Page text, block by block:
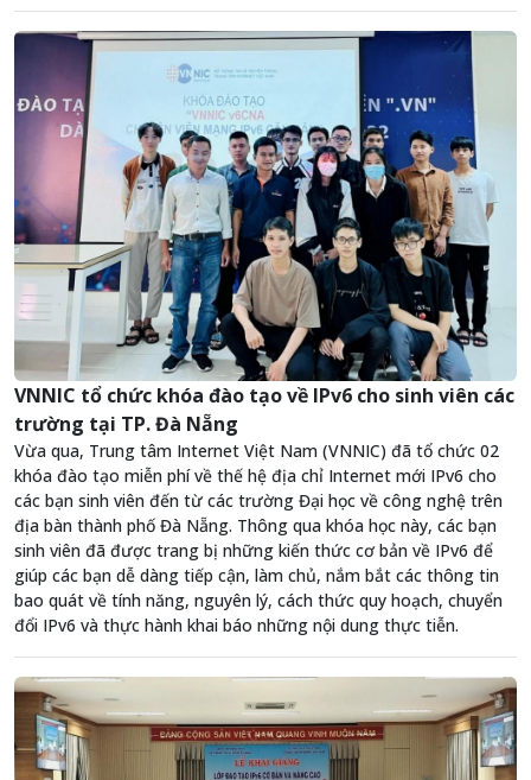
VNNIC tổ chức khóa đào tạo về IPv6 cho sinh viên các
trường tại TP. Đà Nẵng
Vừa qua, Trung tâm Internet Việt Nam (VNNIC) đã tổ chức 02
khóa đào tạo miễn phí về thế hệ địa chỉ Internet mới IPv6 cho
các bạn sinh viên đến từ các trường Đại học về công nghệ trên
địa bàn thành phố Đà Nẵng. Thông qua khóa học này, các bạn
sinh viên đã được trang bị những kiến thức cơ bản về IPv6 để
giúp các bạn dễ dàng tiếp cận, làm chủ, nắm bắt các thông tin
bao quát về tính năng, nguyên lý, cách thức quy hoạch, chuyển
đổi IPv6 và thực hành khai báo những nội dung thực tiễn.